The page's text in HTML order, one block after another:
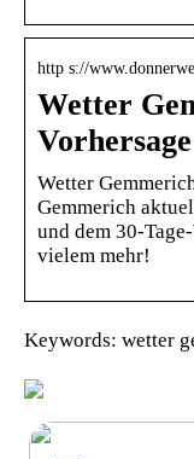
http s://
Wetter
Wetter
Gemmerich
und dem 30-
vielem mehr!
Keywords: wetter